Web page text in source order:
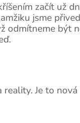
začít už
jsme
odmítneme
Je to